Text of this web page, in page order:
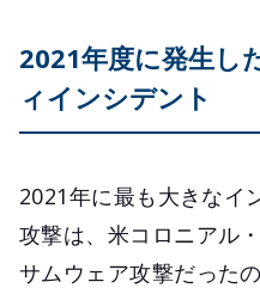
2021年度に発生し
ィインシデント
2021年に最も大きなイ
攻撃は、米コロニアル
サムウェア攻撃だった